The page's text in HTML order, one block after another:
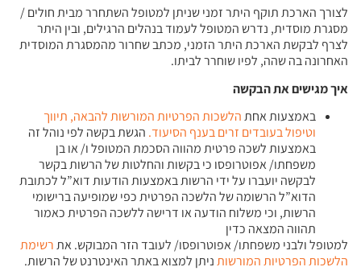
לצורך הארכת תוקף היתר זמני שניתן למטופל השתחרר מבית חולים /
מסגרת מוסדית, נדרש המטופל לעמוד בנהלים הרגילים, ובין היתר
לצרף לבקשת הארכת היתר הזמני, מכתב שחרור מהמסגרת המוסדית
האחרונה בה שהה, לפיו שוחרר לביתו.
איך מגישים את הבקשה
באמצעות אחתהלשכות הפרטיות המורשות להבאה, תיווך
וטיפול בעובדים זרים בענף הסיעוד. הגשת בקשה לפי נוהל זה
באמצעות לשכה פרטית מהווה הסכמת המטופל ו/ או בן
משפחתו/ אפוטרופסו כי בקשות והחלטות של הרשות בקשר
לבקשה יועברו על ידי הרשות באמצעות הודעות דוא”ל לכתובת
הדוא”ל הרשומה של הלשכה הפרטית כפי שמופיעה ברישומי
הרשות, וכי משלוח הודעה או דרישה ללשכה הפרטית כאמור
תהווה המצאה כדין
למטופל ולבני משפחתו/ אפוטרופסו/ לעובד הזר המבוקש. אתרשימת
הלשכות הפרטיות המורשותניתן למצוא באתר האינטרנט של הרשות.